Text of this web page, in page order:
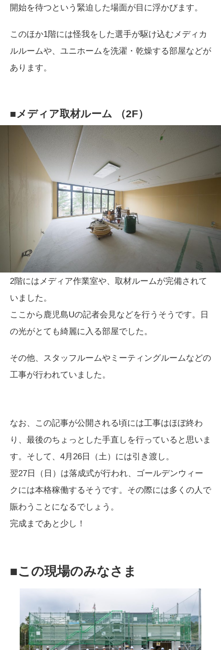
開始を待つという緊迫した場面が目に浮かびます。
このほか1階には怪我をした選手が駆け込むメディカ
ルルームや、ユニホームを洗濯・乾燥する部屋などが
あります。
■メディア取材ルーム （2F）
2階にはメディア作業室や、取材ルームが完備されて
いました。
ここから鹿児島Uの記者会見などを行うそうです。日
の光がとても綺麗に入る部屋でした。
その他、スタッフルームやミーティングルームなどの
工事が行われていました。
なお、この記事が公開される頃には工事はほぼ終わ
り、最後のちょっとした手直しを行っていると思いま
す。そして、4月26日（土）には引き渡し。
翌27日（日）は落成式が行われ、ゴールデンウィー
クには本格稼働するそうです。その際には多くの人で
賑わうことになるでしょう。
完成まであと少し！
■この現場のみなさま